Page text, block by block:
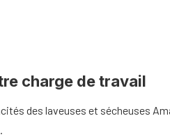
charge de travail
des laveuses et sécheuses